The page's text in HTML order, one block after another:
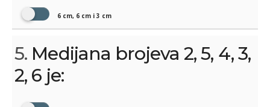
6 cm, 6 cm i 3 cm
5. Medijana brojeva 2, 5, 4, 3,
2, 6 je: